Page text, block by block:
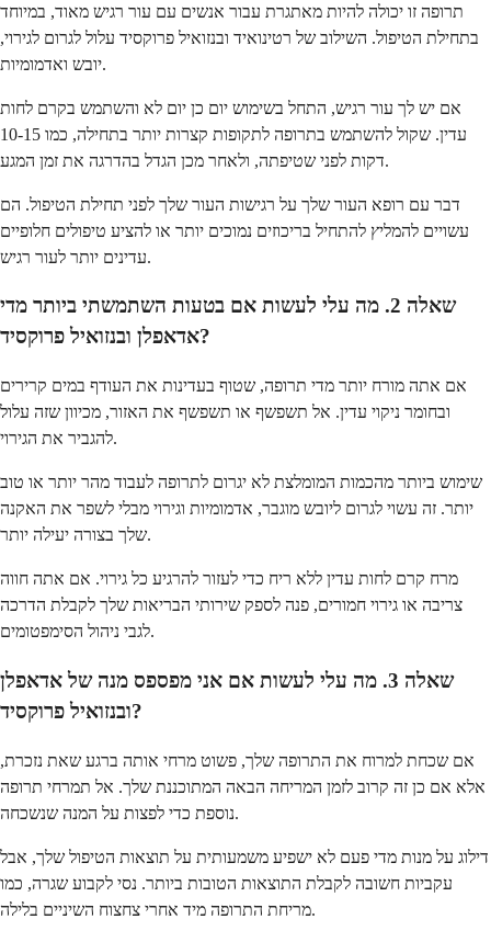
תרופה זו יכולה להיות מאתגרת עבור אנשים עם עור רגיש מאוד, במיוחד
בתחילת הטיפול. השילוב של רטינואיד ובנזואיל פרוקסיד עלול לגרום לגירוי,
יובש ואדמומיות.
אם יש לך עור רגיש, התחל בשימוש יום כן יום לא והשתמש בקרם לחות
עדין. שקול להשתמש בתרופה לתקופות קצרות יותר בתחילה, כמו 10-15
דקות לפני שטיפתה, ולאחר מכן הגדל בהדרגה את זמן המגע.
דבר עם רופא העור שלך על רגישות העור שלך לפני תחילת הטיפול. הם
עשויים להמליץ להתחיל בריכוזים נמוכים יותר או להציע טיפולים חלופיים
עדינים יותר לעור רגיש.
שאלה 2. מה עלי לעשות אם בטעות השתמשתי ביותר מדי
אדאפלן ובנזואיל פרוקסיד?
אם אתה מורח יותר מדי תרופה, שטוף בעדינות את העודף במים קרירים
ובחומר ניקוי עדין. אל תשפשף או תשפשף את האזור, מכיוון שזה עלול
להגביר את הגירוי.
שימוש ביותר מהכמות המומלצת לא יגרום לתרופה לעבוד מהר יותר או טוב
יותר. זה עשוי לגרום ליובש מוגבר, אדמומיות וגירוי מבלי לשפר את האקנה
שלך בצורה יעילה יותר.
מרח קרם לחות עדין ללא ריח כדי לעזור להרגיע כל גירוי. אם אתה חווה
צריבה או גירוי חמורים, פנה לספק שירותי הבריאות שלך לקבלת הדרכה
לגבי ניהול הסימפטומים.
שאלה 3. מה עלי לעשות אם אני מפספס מנה של אדאפלן
ובנזואיל פרוקסיד?
אם שכחת למרוח את התרופה שלך, פשוט מרחי אותה ברגע שאת נזכרת,
אלא אם כן זה קרוב לזמן המריחה הבאה המתוכננת שלך. אל תמרחי תרופה
נוספת כדי לפצות על המנה שנשכחה.
דילוג על מנות מדי פעם לא ישפיע משמעותית על תוצאות הטיפול שלך, אבל
עקביות חשובה לקבלת התוצאות הטובות ביותר. נסי לקבוע שגרה, כמו
מריחת התרופה מיד אחרי צחצוח השיניים בלילה.